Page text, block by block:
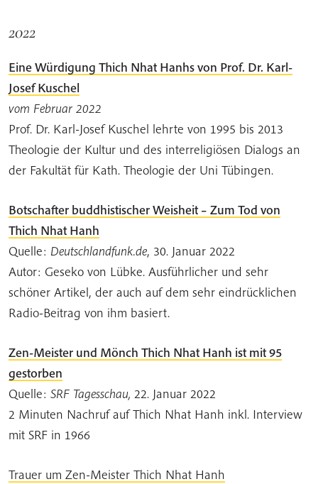
2022
Eine Würdigung Thich Nhat Hanhs von Prof. Dr. Karl-
Josef Kuschel
vom Februar 2022
Prof. Dr. Karl-Josef Kuschel lehrte von 1995 bis 2013
Theologie der Kultur und des interreligiösen Dialogs an
der Fakultät für Kath. Theologie der Uni Tübingen.
Botschafter buddhistischer Weisheit – Zum Tod von
Thich Nhat Hanh
Quelle: Deutschlandfunk.de, 30. Januar 2022
Autor: Geseko von Lübke. Ausführlicher und sehr
schöner Artikel, der auch auf dem sehr eindrücklichen
Radio-Beitrag von ihm basiert.
Zen-Meister und Mönch Thich Nhat Hanh ist mit 95
gestorben
Quelle: SRF Tagesschau, 22. Januar 2022
2 Minuten Nachruf auf Thich Nhat Hanh inkl. Interview
mit SRF in 1966
Trauer um Zen-Meister Thich Nhat Hanh